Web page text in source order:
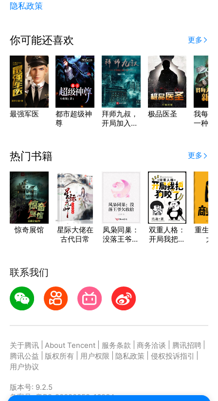
隐私政策
你可能还喜欢 更多
最强军医
都市超级神
尊
拜师九叔，
开局加入聊
极品医圣
我每天
一种新
热门书籍 更多
惊奇展馆
星际大佬在
古代日常
凤枭同巢：
没落王爷欠
双重人格：
开局我把狗
重生
大
联系我们
关于腾讯 About Tencent 服务条款 商务洽谈 腾讯招聘
腾讯公益
版权所有 用户权限 隐私政策 侵权投诉指引
用户协议
版本号: 9.2.5
备案号: 粤B2-20090059-1623A